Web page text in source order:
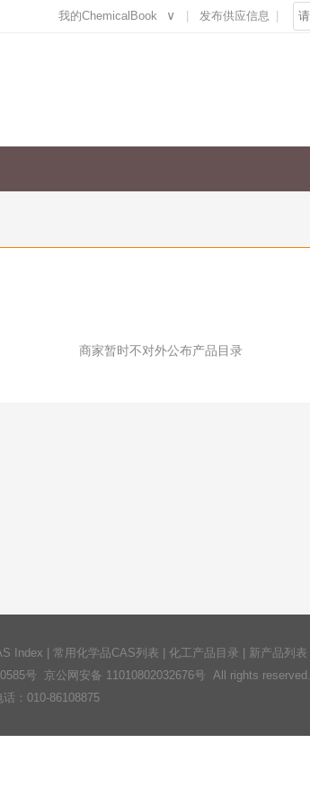
我的ChemicalBook ∨ 发布供应信息
商家暂时不对外公布产品目录
Index 常用化学品CAS列表 化工产品目录 新产品列表
号 京公网安备 11010802032676号 All rights reserved.
话：010-86108875